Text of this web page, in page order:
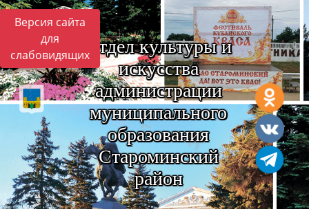
Версия сайта
для
слабовидящих Отдел культуры и
искусства
администрации
муниципального
образования
Староминский
район